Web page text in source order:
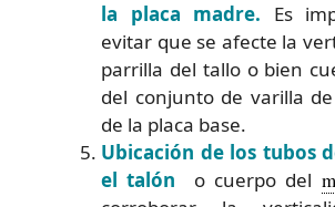
la placa madre. Es
evitar que se afecte la
parrilla del tallo o bien
del conjunto de varilla
de la placa base.
Ubicación de los tubos
el talón
o cuerpo del